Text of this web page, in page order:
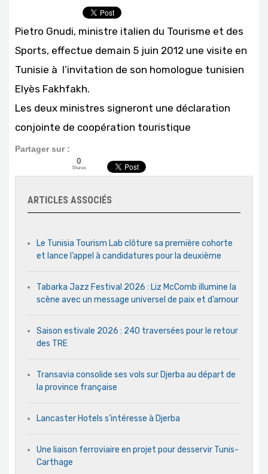
Pietro Gnudi, ministre italien du Tourisme et des
Sports, effectue demain 5 juin 2012 une visite en
Tunisie à l’invitation de son homologue tunisien
Elyès Fakhfakh.
Les deux ministres signeront une déclaration
conjointe de coopération touristique
Partager sur :
0
Shares
ARTICLES ASSOCIÉS
Le Tunisia Tourism Lab clôture sa première cohorte
et lance l’appel à candidatures pour la deuxième
Tabarka Jazz Festival 2026 : Liz McComb illumine la
scène avec un message universel de paix et d’amour
Saison estivale 2026 : 240 traversées pour le retour
des TRE
Transavia consolide ses vols sur Djerba au départ de
la province française
Lancaster Hotels s’intéresse à Djerba
Une liaison ferroviaire en projet pour desservir Tunis-
Carthage